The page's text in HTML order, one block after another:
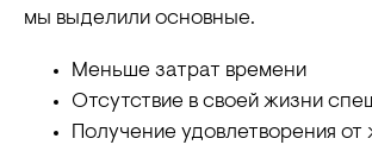
мы выделили основные.
Меньше затрат времени
Отсутствие в своей жизни
Получение удовлетворения от